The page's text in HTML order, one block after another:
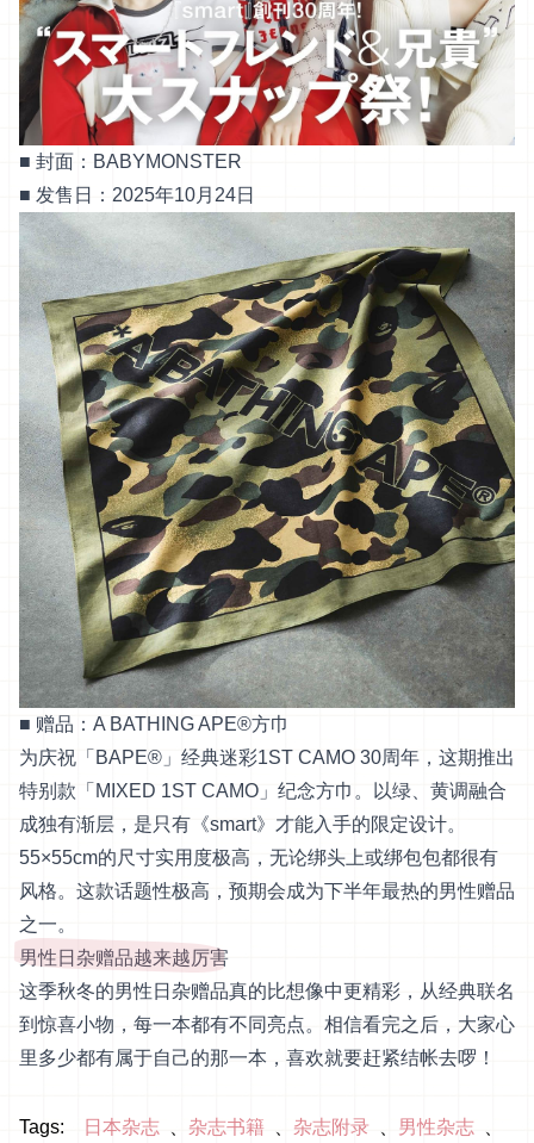
■ 封面：BABYMONSTER
■ 发售日：2025年10月24日
■ 赠品：A BATHING APE®方巾
为庆祝「BAPE®」经典迷彩1ST CAMO 30周年，这期推出
特别款「MIXED 1ST CAMO」纪念方巾。以绿、黄调融合
成独有渐层，是只有《smart》才能入手的限定设计。
55×55cm的尺寸实用度极高，无论绑头上或绑包包都很有
风格。这款话题性极高，预期会成为下半年最热的男性赠品
之一。
男性日杂赠品越来越厉害
这季秋冬的男性日杂赠品真的比想像中更精彩，从经典联名
到惊喜小物，每一本都有不同亮点。相信看完之后，大家心
里多少都有属于自己的那一本，喜欢就要赶紧结帐去啰！
Tags: 日本杂志 杂志书籍 杂志附录
男性杂志